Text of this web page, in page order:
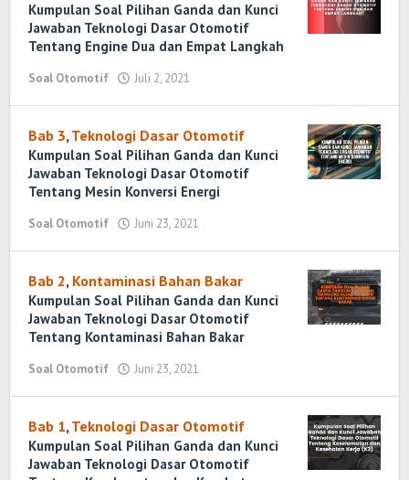
Kumpulan Soal Pilihan Ganda dan Kunci
Jawaban Teknologi Dasar Otomotif
Tentang Engine Dua dan Empat Langkah
Soal Otomotif Juli 2, 2021
Bab 3, Teknologi Dasar Otomotif
Kumpulan Soal Pilihan Ganda dan Kunci
Jawaban Teknologi Dasar Otomotif
Tentang Mesin Konversi Energi
Soal Otomotif Juni 23, 2021
Bab 2, Kontaminasi Bahan Bakar
Kumpulan Soal Pilihan Ganda dan Kunci
Jawaban Teknologi Dasar Otomotif
Tentang Kontaminasi Bahan Bakar
Soal Otomotif Juni 23, 2021
Bab 1, Teknologi Dasar Otomotif
Kumpulan Soal Pilihan Ganda dan Kunci
Jawaban Teknologi Dasar Otomotif